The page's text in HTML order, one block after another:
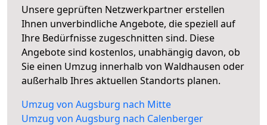
Unsere geprüften Netzwerkpartner erstellen
Ihnen unverbindliche Angebote, die speziell auf
Ihre Bedürfnisse zugeschnitten sind. Diese
Angebote sind kostenlos, unabhängig davon, ob
Sie einen Umzug innerhalb von Waldhausen oder
außerhalb Ihres aktuellen Standorts planen.
Umzug von Augsburg nach Mitte
Umzug von Augsburg nach Calenberger